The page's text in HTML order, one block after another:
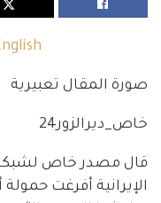
صورة المقال تعبيرية
خاص_ديرالزور24
الإيرانية أفرغت